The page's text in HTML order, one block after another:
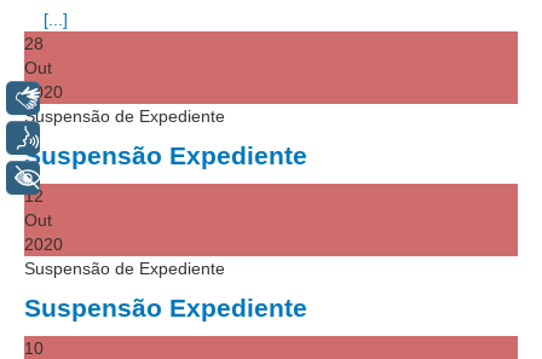
Serviços
Ação Trabalhista (Atermação)
Atermação On-line - Interior de Roraima
Glossário
Consulta de Pautas
[...]
28
Out
2020
Suspensão de Expediente
Suspensão Expediente
12
Out
2020
Suspensão de Expediente
Suspensão Expediente
10